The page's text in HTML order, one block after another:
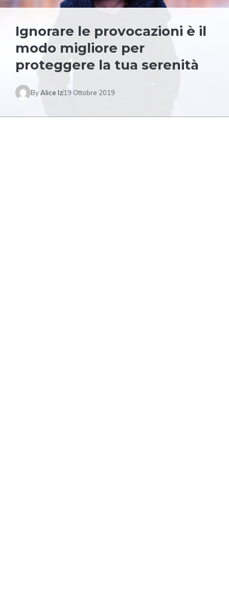
Ignorare le provocazioni è il
modo migliore per
proteggere la tua serenità
ByAlice Iz19 Ottobre 2019